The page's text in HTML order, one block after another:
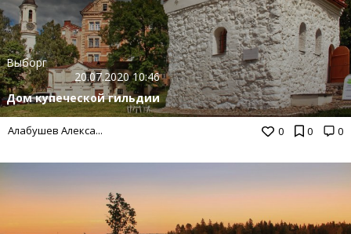
0 0 0
Выборг
20.07.2020 10:46
Дом купеческой гильдии
Алабушев Алекса...